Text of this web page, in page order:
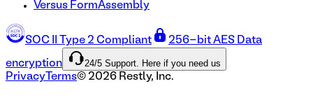
Versus FormAssembly
SOC II Type 2 Compliant 256-bit AES Data
encryption 24/5 Support. Here if you need us
Privacy Terms© 2026 Restly, Inc.